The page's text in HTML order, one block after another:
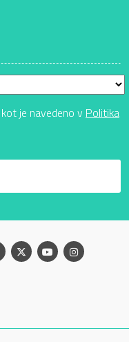
je navedeno v Politika
Facebook
X YoutubeInstagram